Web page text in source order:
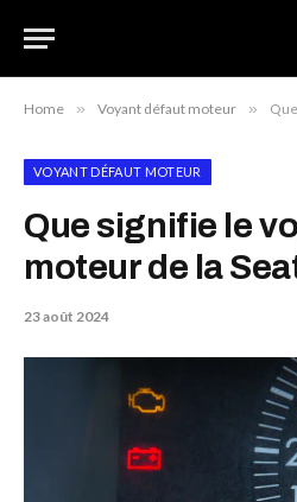
Home » Voyant défaut moteur » Que
VOYANT DÉFAUT MOTEUR
Que signifie le
moteur de la
23 août 2024